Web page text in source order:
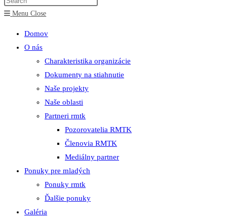
search
Menu Close
Domov
O nás
Charakteristika organizácie
Dokumenty na stiahnutie
Naše projekty
Naše oblasti
Partneri rmtk
Pozorovatelia RMTK
Členovia RMTK
Mediálny partner
Ponuky pre mladých
Ponuky rmtk
Ďalšie ponuky
Galéria